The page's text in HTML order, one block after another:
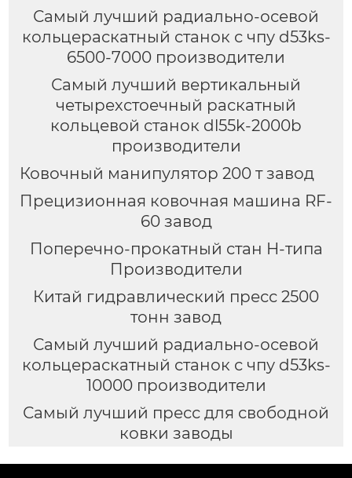
Самый лучший радиально-осевой
кольцераскатный станок с чпу d53ks-
6500-7000 производители
Самый лучший вертикальный
четырехстоечный раскатный
кольцевой станок dl55k-2000b
производители
Ковочный манипулятор 200 т завод
Прецизионная ковочная машина RF-
60 завод
Поперечно-прокатный стан H-типа
Производители
Китай гидравлический пресс 2500
тонн завод
Самый лучший радиально-осевой
кольцераскатный станок с чпу d53ks-
10000 производители
Самый лучший пресс для свободной
ковки заводы